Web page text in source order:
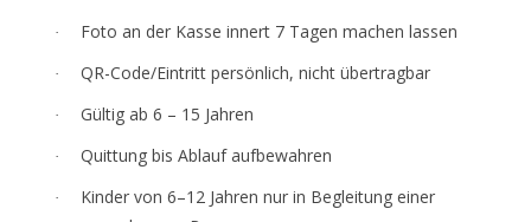
· Foto an der Kasse innert 7 Tagen machen lassen
· QR-Code/Eintritt persönlich, nicht übertragbar
· Gültig ab 6 – 15 Jahren
· Quittung bis Ablauf aufbewahren
·
Kinder von 6–12 Jahren nur in Begleitung einer